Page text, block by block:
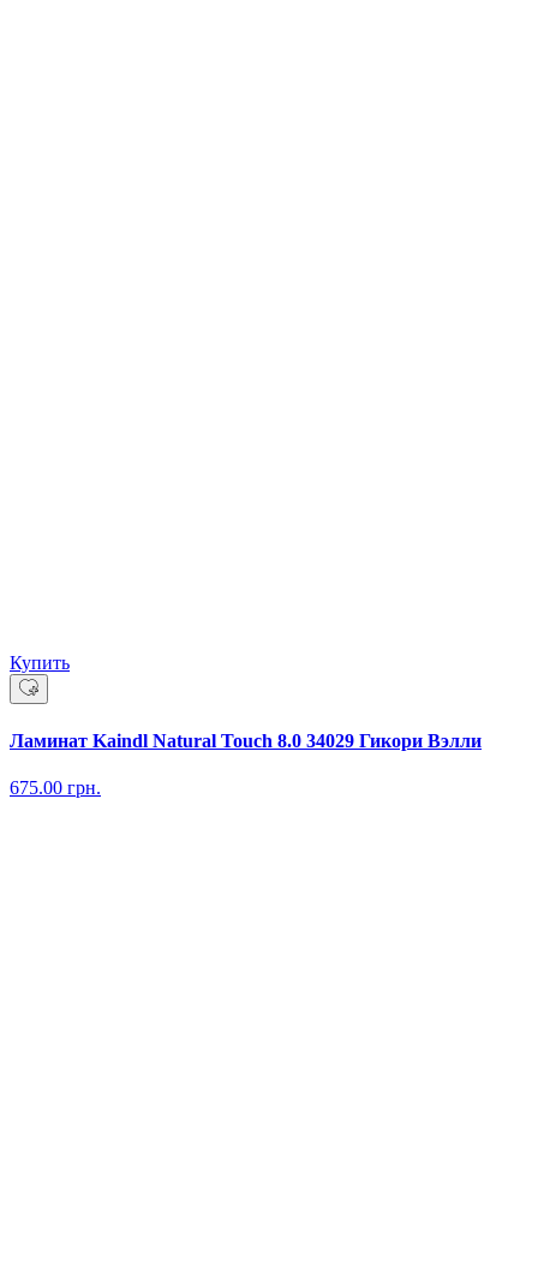
Купить
Ламинат Kaindl Natural Touch 8.0 34029 Гикори Вэлли
675.00 грн.